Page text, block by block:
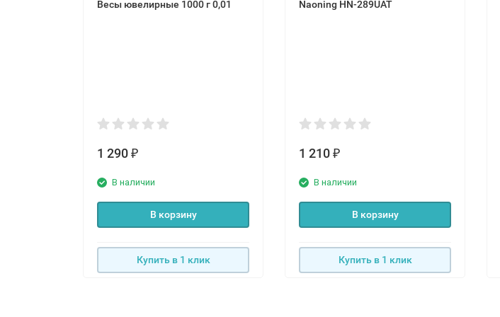
Весы ювелирные 1000 г 0,01
1 290 ₽
В наличии
В корзину
Купить в 1 клик
Naoning HN-289UAT
1 210 ₽
В наличии
В корзину
Купить в 1 клик